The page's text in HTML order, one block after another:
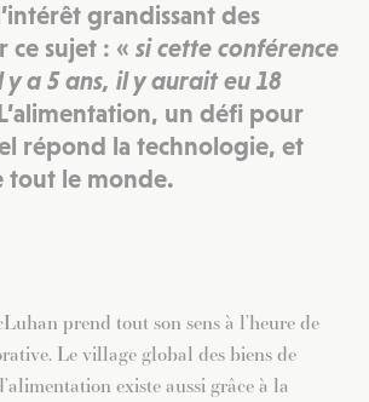
grandissant des
ce sujet : « si cette conférence
a 5 ans, il y aurait eu 18
un défi pour
répond la technologie, et
tout le monde.
prend tout son sens à l’heure de
Le village global des biens de
existe aussi grâce à la